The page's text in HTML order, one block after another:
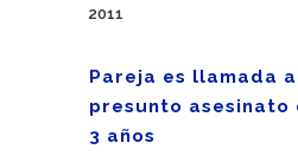
2011
Pareja es llamada
presunto asesinato
3 años